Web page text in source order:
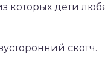
которых дети
скотч.